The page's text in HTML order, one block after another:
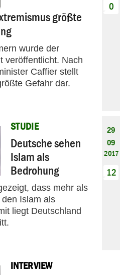
größte
wurde der
veröffentlicht. Nach
Caffier stellt
Gefahr dar.
0
STUDIE
Deutsche sehen
Islam als
Bedrohung
dass mehr als
Islam als
liegt Deutschland
29
09
2017
12
INTERVIEW